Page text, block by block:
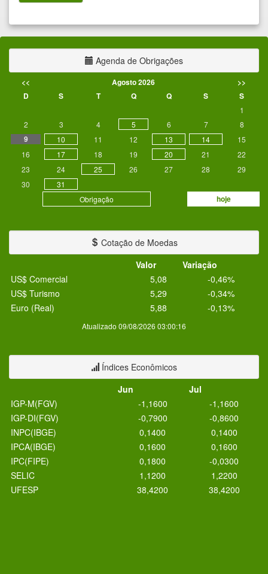
Agenda de Obrigações
<< Agosto 2026
>>
D
S T Q Q S S
Obrigação hoje
1
2
3 4 5 6 7 8
9 10 11 12 13 14
15
16
17 18 19 20 21
22
23
24 25 26 27 28
29
30
31
Cotação de Moedas
Valor
Variação
Atualizado 09/08/2026 03:00:16
US$ Comercial 5,08
-0,46%
US$ Turismo
5,29
-0,34%
Euro (Real)
5,88 -0,13%
Índices Econômicos
Jun
Jul
IGP-M(FGV)
-1,1600
-1,1600
IGP-DI(FGV)
-0,7900
-0,8600
INPC(IBGE)
0,1400
0,1400
IPCA(IBGE)
0,1600
0,1600
IPC(FIPE)
0,1800
-0,0300
SELIC
1,1200
1,2200
UFESP
38,4200 38,4200